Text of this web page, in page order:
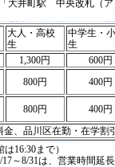
井町駅 中央改札（ア
大人・高校
生
中学生・
生
1,300円 600円
800円 400円
800円 400円
、品川区在勤・在学割
16:30まで）
～8/31は、営業時間延